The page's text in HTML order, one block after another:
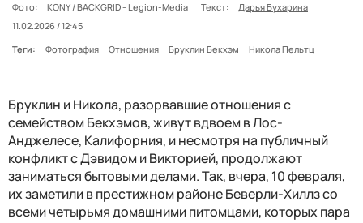
Фото: KONY / BACKGRID - Legion-Media Текст:
Дарья Бухарина
11.02.2026 / 12:45
Теги:
Фотография Отношения Бруклин Бекхэм Никола Пельтц
Бруклин и Никола, разорвавшие отношения с
семейством Бекхэмов, живут вдвоем в Лос-
Анджелесе, Калифорния, и несмотря на публичный
конфликт с Дэвидом и Викторией, продолжают
заниматься бытовыми делами. Так, вчера, 10 февраля,
их заметили в престижном районе Беверли-Хиллз со
всеми четырьмя домашними питомцами, которых пара